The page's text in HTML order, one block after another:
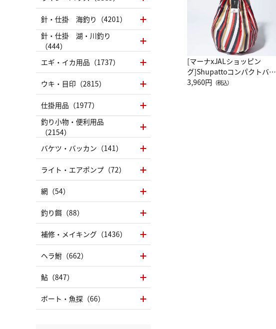
[マーナxJALショッピン
グ]Shupattoコンパクトバッ
グ Drop JAL客室乗務員
3,960円 （税込）
針・仕掛 海釣り（4201）
針・仕掛 湖・川釣り
（444）
エギ・イカ用品（1737）
ウキ・目印（2815）
仕掛用品（1977）
釣り小物・便利用品
（2154）
バケツ・バッカン（141）
ライト・エアポンプ（72）
網（54）
釣り餌（88）
補修・メイキング（1436）
ヘラ鮒（662）
鮎（847）
ボート・魚探（66）